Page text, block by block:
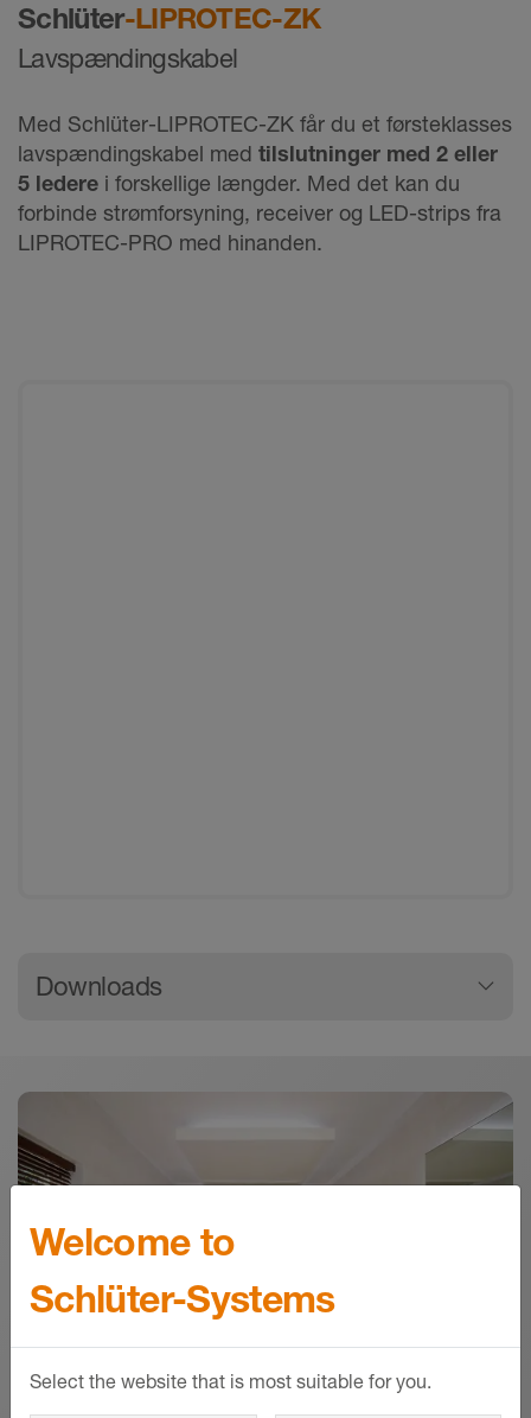
Schlüter-LIPROTEC-ZK
Lavspændingskabel
Med Schlüter-LIPROTEC-ZK får du et førsteklasses
lavspændingskabel med tilslutninger med 2 eller
5 ledere i forskellige længder. Med det kan du
forbinde strømforsyning, receiver og LED-strips fra
LIPROTEC-PRO med hinanden.
Generelle produktinformationer
Downloads
Download
ZIP – 2,78 MB
Welcome to
Schlüter-Systems
Select the website that is most suitable for you.